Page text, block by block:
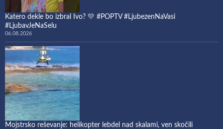
Katero dekle bo izbral Ivo? 💛 #POPTV #LjubezenNaVasi
#LjubavJeNaSelu
06.08.2026
Mojstrsko reševanje: helikopter lebdel nad skalami, ven skočili